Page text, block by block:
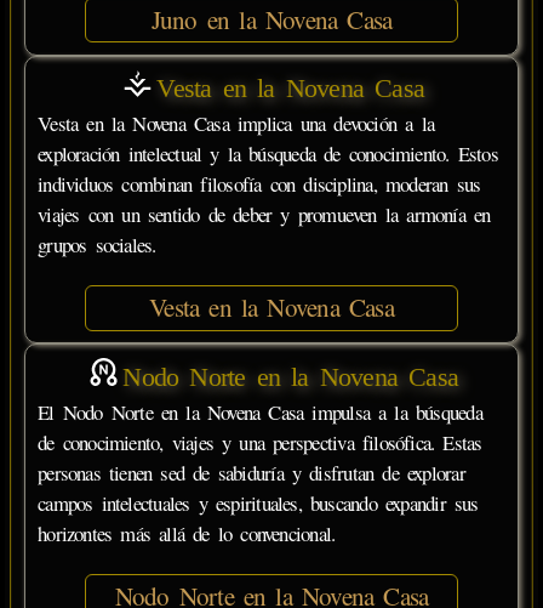
Juno en la Novena Casa
Vesta en la Novena Casa
Vesta en la Novena Casa implica una devoción a la
exploración intelectual y la búsqueda de conocimiento. Estos
individuos combinan filosofía con disciplina, moderan sus
viajes con un sentido de deber y promueven la armonía en
grupos sociales.
Vesta en la Novena Casa
Nodo Norte en la Novena Casa
El Nodo Norte en la Novena Casa impulsa a la búsqueda
de conocimiento, viajes y una perspectiva filosófica. Estas
personas tienen sed de sabiduría y disfrutan de explorar
campos intelectuales y espirituales, buscando expandir sus
horizontes más allá de lo convencional.
Nodo Norte en la Novena Casa